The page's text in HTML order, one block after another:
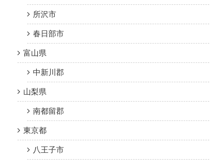
所沢市
春日部市
富山県
中新川郡
山梨県
南都留郡
東京都
八王子市